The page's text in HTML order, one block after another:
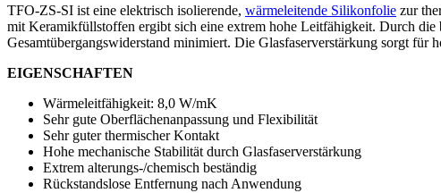
TFO-ZS-SI ist eine elektrisch isolierende, wärmeleitende Silikonfolie zur
mit Keramikfüllstoffen ergibt sich eine extrem hohe Leitfähigkeit. Durch
Gesamtübergangswiderstand minimiert. Die Glasfaserverstärkung sorgt für
EIGENSCHAFTEN
Wärmeleitfähigkeit: 8,0 W/mK
Sehr gute Oberflächenanpassung und Flexibilität
Sehr guter thermischer Kontakt
Hohe mechanische Stabilität durch Glasfaserverstärkung
Extrem alterungs-/chemisch beständig
Rückstandslose Entfernung nach Anwendung